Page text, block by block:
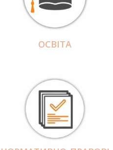
ОСВІТА